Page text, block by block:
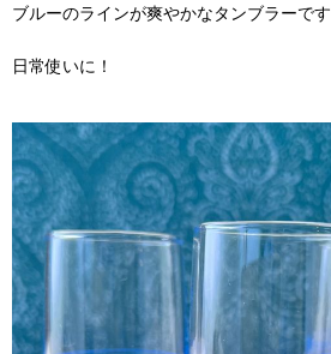
ブルーのラインが爽やかなタンブラーです
日常使いに！